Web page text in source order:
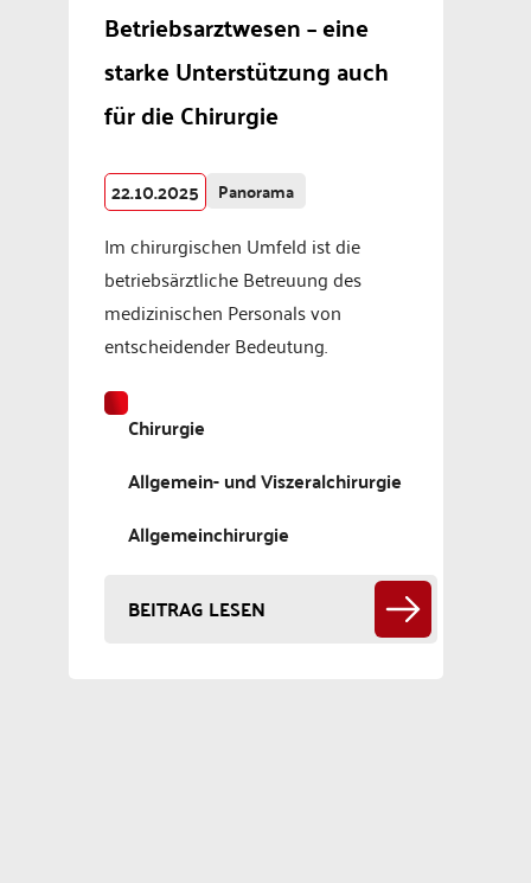
Betriebsarztwesen – eine
starke Unterstützung auch
für die Chirurgie
22.10.2025 Panorama
Im chirurgischen Umfeld ist die
betriebsärztliche Betreuung des
medizinischen Personals von
entscheidender Bedeutung.
Chirurgie
Allgemein- und Viszeralchirurgie
Allgemeinchirurgie
BEITRAG LESEN